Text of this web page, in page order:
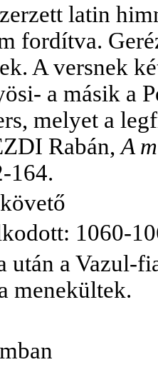
latin
fordítva.
A versnek
a másik a
melyet a
Rabán,A
164.
1060-
után a Vazul-
menekültek.